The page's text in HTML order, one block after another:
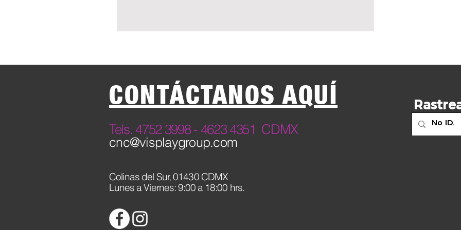
CONTÁCTANOS AQUÍ
​Tels. 4752 3998 - 4623 4351 CDMX
cnc@visplaygroup.com
Colinas del Sur,01430 CDMX
Lunes a Viernes: 9:00 a 18:00 hrs.